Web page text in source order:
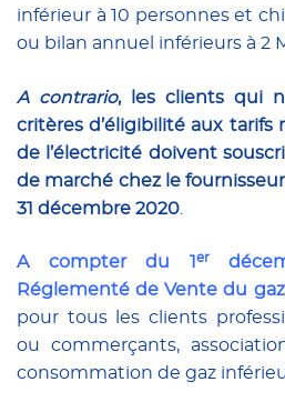
inférieur à 10 personnes et
ou bilan annuel inférieurs à 2
A contrario, les clients qui
critères d’éligibilité aux
de l’électricité doivent
de marché chez le
31 décembre 2020
A compter du 1 er
Réglementé de Vente du
pour tous les clients
ou commerçants,
consommation de gaz